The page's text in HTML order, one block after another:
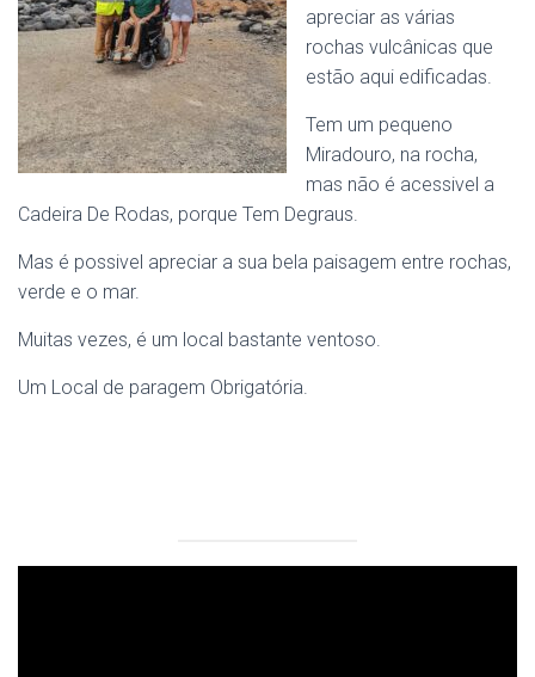
apreciar as várias
rochas vulcânicas que
estão aqui edificadas.
Tem um pequeno
Miradouro, na rocha,
mas não é acessivel a
Cadeira De Rodas, porque Tem Degraus.
Mas é possivel apreciar a sua bela paisagem entre rochas,
verde e o mar.
Muitas vezes, é um local bastante ventoso.
Um Local de paragem Obrigatória.